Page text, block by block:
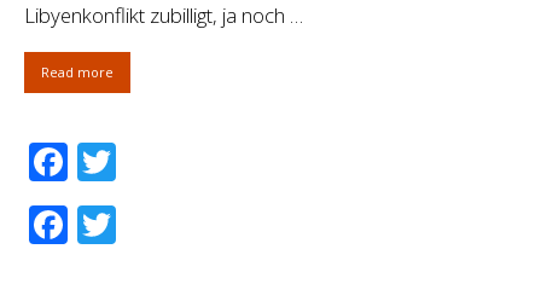
Libyenkonflikt zubilligt, ja noch …
Read more
Facebook
Facebook